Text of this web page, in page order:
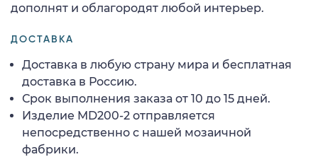
дополнят и облагородят любой интерьер.
ДОСТАВКА
Доставка в любую страну мира и бесплатная
доставка в Россию.
Срок выполнения заказа от 10 до 15 дней.
Изделие MD200-2 отправляется
непосредственно с нашей мозаичной
фабрики.